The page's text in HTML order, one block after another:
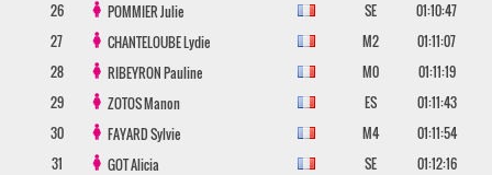
26
POMMIERJulie SE
01:10:47
27
CHANTELOUBELydie M2
01:11:07
28
RIBEYRONPauline M0
01:11:19
29
ZOTOSManon ES
01:11:43
30
FAYARDSylvie M4
01:11:54
31
GOTAlicia SE
01:12:16